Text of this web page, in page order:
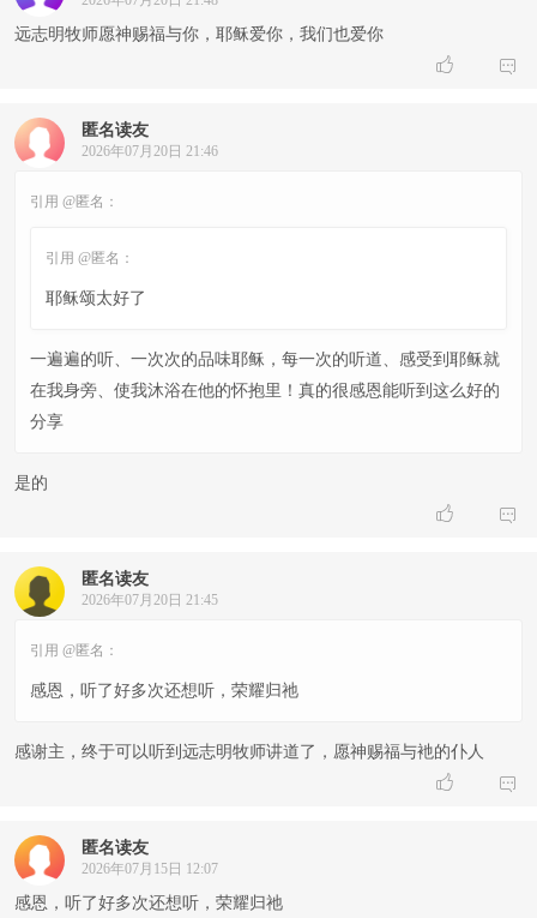
远志明牧师愿神赐福与你，耶稣爱你，我们也爱你
 
匿名读友
2026年07月20日 21:46
引用 @匿名：
引用 @匿名：
耶稣颂太好了
一遍遍的听、一次次的品味耶稣，每一次的听道、感受到耶稣就
在我身旁、使我沐浴在他的怀抱里！真的很感恩能听到这么好的
分享
是的
 
匿名读友
2026年07月20日 21:45
引用 @匿名：
感恩，听了好多次还想听，荣耀归祂
感谢主，终于可以听到远志明牧师讲道了，愿神赐福与衪的仆人
 
匿名读友
2026年07月15日 12:07
感恩，听了好多次还想听，荣耀归祂